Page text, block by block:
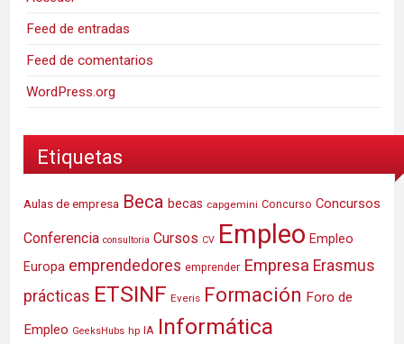
Feed de entradas
Feed de comentarios
WordPress.org
Etiquetas
Aulas de empresa Beca becas capgemini Concurso Concursos
Conferencia consultoria Cursos CV Empleo Empleo
Europa emprendedores emprender Empresa Erasmus
prácticas ETSINF Everis Formación Foro de
Empleo GeeksHubs hp IA Informática